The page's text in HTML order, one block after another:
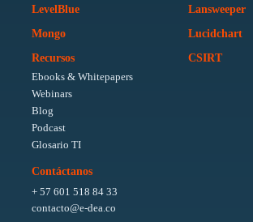
LevelBlue
Lansweeper
Mongo
Lucidchart
Recursos
Ebooks & Whitepapers
Webinars
Blog
Podcast
Glosario TI
CSIRT
Contáctanos
+ 57 601 518 84 33
contacto@e-dea.co